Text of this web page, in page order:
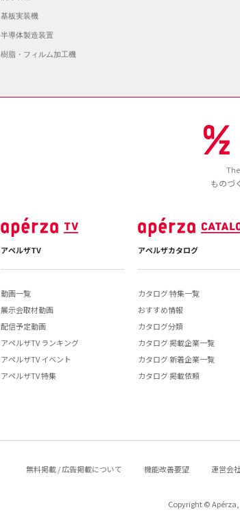
基板実装機
半導体製造装置
樹脂・フィルム加工機
ものづ
アペルザTV
動画一覧
展示会取材動画
配信予定動画
アペルザTV ランキング
アペルザTV イベント
アペルザTV 特集
アペルザカタログ
カタログ 特集一覧
おすすめ情報
カタログ分類
カタログ 掲載企業一覧
カタログ 新着企業一覧
カタログ 掲載依頼
無料掲載 / 広告掲載について 機能改善要望 運営会
Copyright © Apérza,